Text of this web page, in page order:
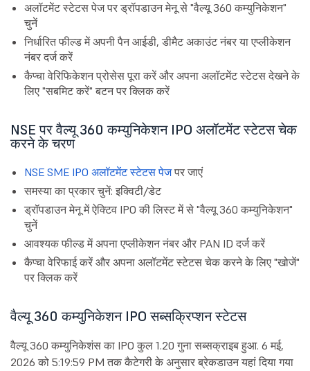
अलॉटमेंट स्टेटस पेज पर ड्रॉपडाउन मेनू से "वैल्यू 360 कम्युनिकेशन"
चुनें
निर्धारित फील्ड में अपनी पैन आईडी, डीमैट अकाउंट नंबर या एप्लीकेशन
नंबर दर्ज करें
कैप्चा वेरिफिकेशन प्रोसेस पूरा करें और अपना अलॉटमेंट स्टेटस देखने के
लिए "सबमिट करें" बटन पर क्लिक करें
NSE पर वैल्यू 360 कम्युनिकेशन IPO अलॉटमेंट स्टेटस चेक
करने के चरण
NSE SME IPO अलॉटमेंट स्टेटस पेजपर जाएं
समस्या का प्रकार चुनें: इक्विटी/डेट
ड्रॉपडाउन मेनू में ऐक्टिव IPO की लिस्ट में से "वैल्यू 360 कम्युनिकेशन"
चुनें
आवश्यक फील्ड में अपना एप्लीकेशन नंबर और PAN ID दर्ज करें
कैप्चा वेरिफाई करें और अपना अलॉटमेंट स्टेटस चेक करने के लिए "खोजें"
पर क्लिक करें
वैल्यू 360 कम्युनिकेशन IPO सब्सक्रिप्शन स्टेटस
वैल्यू 360 कम्युनिकेशंस का IPO कुल 1.20 गुना सब्सक्राइब हुआ. 6 मई,
2026 को 5:19:59 PM तक कैटेगरी के अनुसार ब्रेकडाउन यहां दिया गया